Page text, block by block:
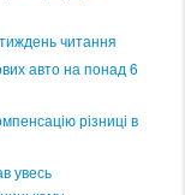
читання
авто на понад 6
різниці в
увесь